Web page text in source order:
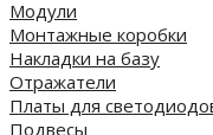
Модули
Монтажные коробки
Накладки на базу
Отражатели
Платы для
Подвесы